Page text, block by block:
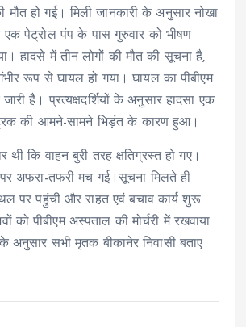
मौत हो गई। मिली जानकारी के अनुसार नोखा
एक पेट्रोल पंप के पास गुरुवार को भीषण
हादसे में तीन लोगों की मौत की सूचना है,
रूप से घायल हो गया। घायल का पीबीएम
है। प्रत्यक्षदर्शियों के अनुसार हादसा एक
की आमने-सामने भिड़ंत के कारण हुआ।
थी कि वाहन बुरी तरह क्षतिग्रस्त हो गए।
अफरा-तफरी मच गई।सूचना मिलते ही
पर पहुंची और राहत एवं बचाव कार्य शुरू
को पीबीएम अस्पताल की मोर्चरी में रखवाया
अनुसार सभी मृतक बीकानेर निवासी बताए